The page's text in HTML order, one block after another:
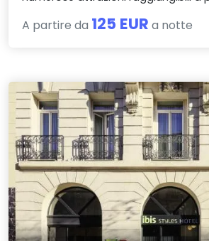
A partire da 125 EUR a notte